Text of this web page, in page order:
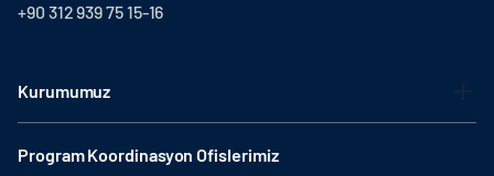
+90 312 939 75 15-16
Kurumumuz
Program Koordinasyon Ofislerimiz